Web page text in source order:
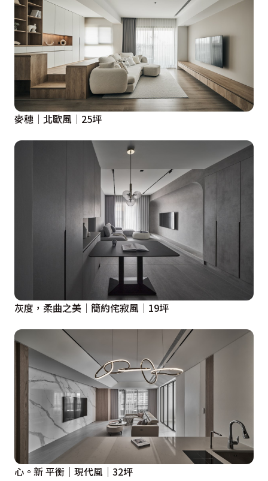
麥穗│北歐風│25坪
灰度，柔曲之美│簡約侘寂風│19坪
心。新 平衡│現代風│32坪